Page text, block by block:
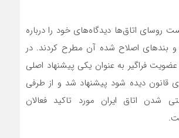
روسای اتاق‌ها دیدگاه‌های خود را درباره
و بندهای اصلاح شده آن مطرح کردند. در
فراگیر به عنوان یکی پیشنهاد اصلی
قانون دیده شود پیشنهاد شد و از طرفی
شدن اتاق ایران مورد تاکید فعالان